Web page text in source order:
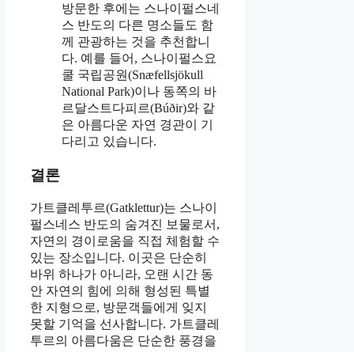
방문한 후에는 스나이펄스네
스 반도의 다른 명소들도 함
께 관광하는 것을 추천합니
다. 예를 들어, 스나이펄스요
쿨 국립공원(Snæfellsjökull
National Park)이나 동쪽의 바
르달스트다피르(Búðir)와 같
은 아름다운 자연 경관이 기
다리고 있습니다.
결론
가트클레투르(Gatklettur)는 스나이
펄스네스 반도의 숨겨진 보물로서,
자연의 경이로움을 직접 체험할 수
있는 장소입니다. 이곳은 단순히
바위 하나가 아니라, 오랜 시간 동
안 자연의 힘에 의해 형성된 특별
한 지형으로, 방문객들에게 잊지
못할 기억을 선사합니다. 가트클레
투르의 아름다움은 단순한 풍경을